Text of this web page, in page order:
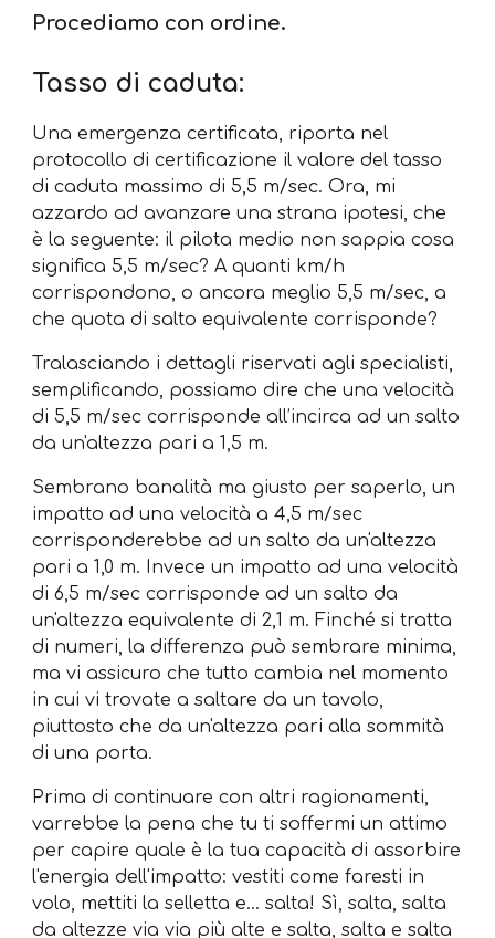
Procediamo con ordine.
Tasso di caduta:
Una emergenza certificata, riporta nel
protocollo di certificazione il valore del tasso
di caduta massimo di 5,5 m/sec. Ora, mi
azzardo ad avanzare una strana ipotesi, che
è la seguente: il pilota medio non sappia cosa
significa 5,5 m/sec? A quanti km/h
corrispondono, o ancora meglio 5,5 m/sec, a
che quota di salto equivalente corrisponde?
Tralasciando i dettagli riservati agli specialisti,
semplificando, possiamo dire che una velocità
di 5,5 m/sec corrisponde all’incirca ad un salto
da un'altezza pari a 1,5 m.
Sembrano banalità ma giusto per saperlo, un
impatto ad una velocità a 4,5 m/sec
corrisponderebbe ad un salto da un'altezza
pari a 1,0 m. Invece un impatto ad una velocità
di 6,5 m/sec corrisponde ad un salto da
un'altezza equivalente di 2,1 m. Finché si tratta
di numeri, la differenza può sembrare minima,
ma vi assicuro che tutto cambia nel momento
in cui vi trovate a saltare da un tavolo,
piuttosto che da un'altezza pari alla sommità
di una porta.
Prima di continuare con altri ragionamenti,
varrebbe la pena che tu ti soffermi un attimo
per capire quale è la tua capacità di assorbire
l'energia dell'impatto: vestiti come faresti in
volo, mettiti la selletta e... salta! Sì, salta, salta
da altezze via via più alte e salta, salta e salta